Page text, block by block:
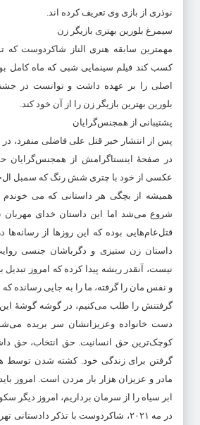
نوذری از بازی وی تعریف کرده اند.
سیمرغ بلورین بهتری بازیگر زن
مهمترین سابقه هنری الناز شاکردوست که
کسب کند فیلم سینمایی شبی که ماه کامل
اصلی را بر عهده داشت و توانست در
بلورین بهترین بازیگر زن را از آن خود کند.
پشتیبانی از همجنس‌گرایان
در صفحهٔ اینستاگرامش از همجنس‌گرایان
عکسی از خود با چتری شش رنگ که سمبل
همیشه از بچگی هر داستانی که می خوندم
شروع می‌شد اما این داستان خدای مهربان
قتل‌عام‌هایی بوده که این روزها از رسانه‌ها
داستان زن ستیزی و دگرباشان جنسی
نیست، آنقدر ریشه پیدا کرده که امروز
و نفس مان را گرفته، ما را به جایی رسانده
گرفتنش را طلب می‌کنیم، در گوشه گوشهٔ
دست خانواده وعزیزانشان سر بریده
کوچک‌ترین حق انسانیت. حق انتخاب، حق
گرفتن برای زندگی خود. کشته شدن توسط
مادر و عزیزان هزار بار مردن است. امروز
ابر سیاه را از سرمان برداریم، امروز دیگر
در مه ۲۰۲۱، شاکردوست با تذکر